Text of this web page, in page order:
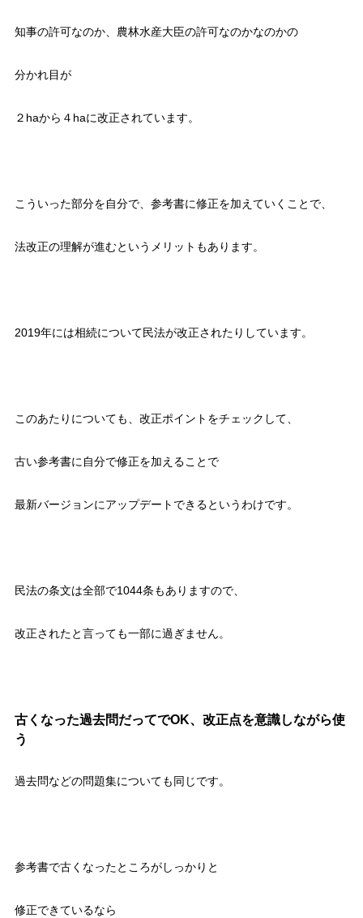
知事の許可なのか、農林水産大臣の許可なのかなのかの
分かれ目が
２haから４haに改正されています。
こういった部分を自分で、参考書に修正を加えていくことで、
法改正の理解が進むというメリットもあります。
2019年には相続について民法が改正されたりしています。
このあたりについても、改正ポイントをチェックして、
古い参考書に自分で修正を加えることで
最新バージョンにアップデートできるというわけです。
民法の条文は全部で1044条もありますので、
改正されたと言っても一部に過ぎません。
古くなった過去問だってでOK、改正点を意識しながら使
う
過去問などの問題集についても同じです。
参考書で古くなったところがしっかりと
修正できているなら